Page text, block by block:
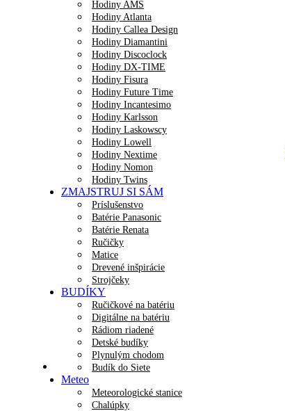
Hodiny AMS
Hodiny Atlanta
Hodiny Callea Design
Hodiny Diamantini
Hodiny Discoclock
Hodiny DX-TIME
Hodiny Fisura
Hodiny Future Time
Hodiny Incantesimo
Hodiny Karlsson
Hodiny Laskowscy
Hodiny Lowell
Hodiny Nextime
Hodiny Nomon
Hodiny Twins
ZMAJSTRUJ SI SÁM
Príslušenstvo
Batérie Panasonic
Batérie Renata
Ručičky
Matice
Drevené inšpirácie
Strojčeky
BUDÍKY
Ručičkové na batériu
Digitálne na batériu
Rádiom riadené
Detské budíky
Plynulým chodom
Budík do Siete
Meteo
Meteorologické stanice
Chalúpky